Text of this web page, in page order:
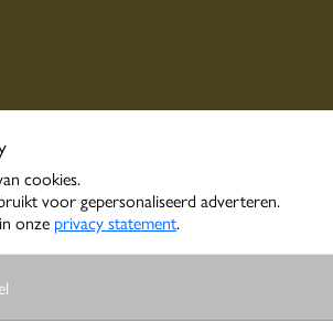
cookies.
voor gepersonaliseerd adverteren.
onze privacy statement.